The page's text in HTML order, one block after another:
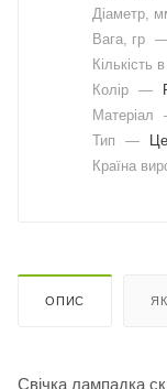
Діаметр,
Вага, гр
Кількість
Колір —
Матеріал
Тип
—
Країна
ОПИС
Свічка лампадка